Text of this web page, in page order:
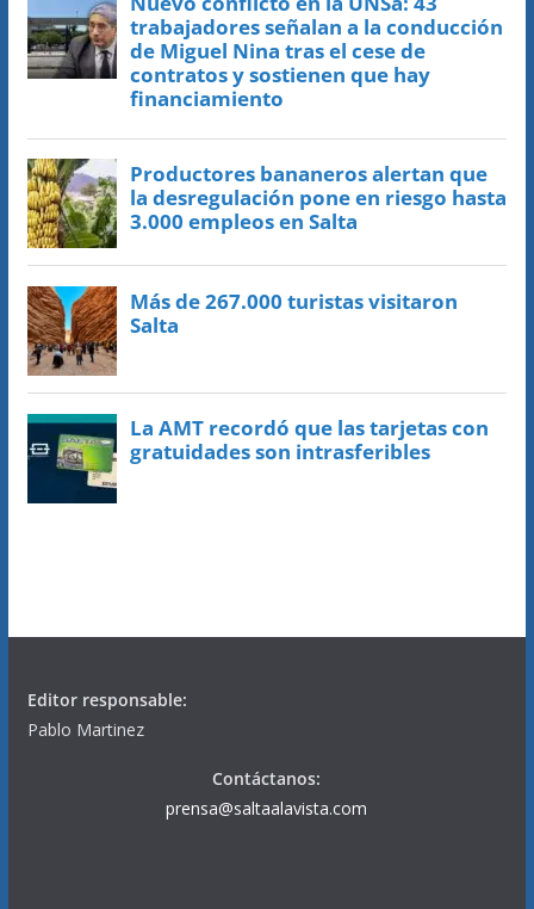
Editor responsable:
Pablo Martinez
Contáctanos:
prensa@saltaalavista.com